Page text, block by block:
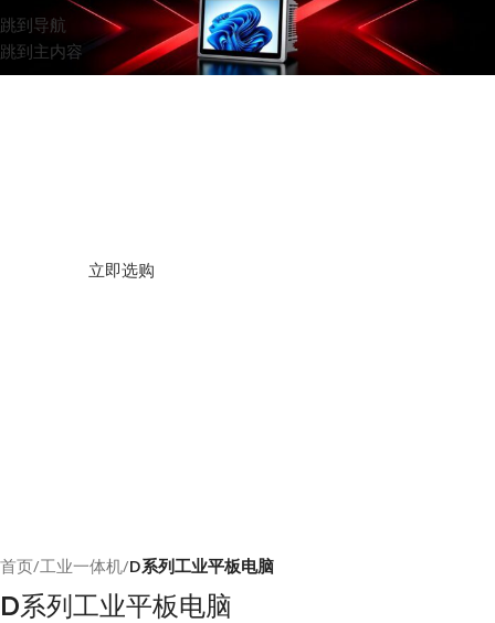
跳到导航
跳到主内容
立即选购
首页/工业一体机/D系列工业平板电脑
D系列工业平板电脑